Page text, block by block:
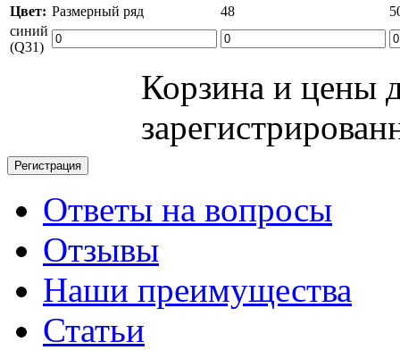
Цвет: Размерный ряд 48
синий
(Q31)
Корзина и цены
Ответы на вопросы
Отзывы
Наши преимущества
Статьи